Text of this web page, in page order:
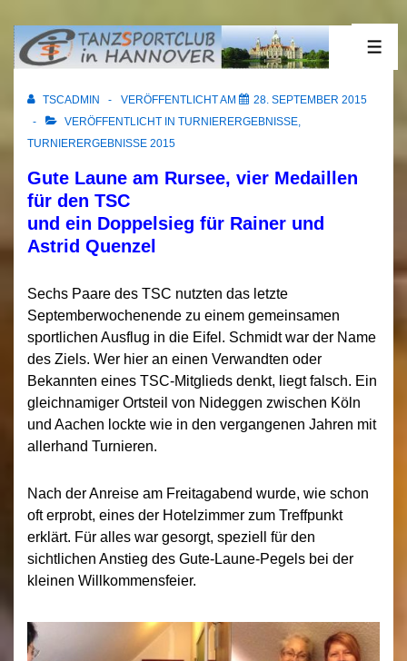
Zum
Inhalt28.09.2015 Rursee
TSCADMIN VERÖFFENTLICHT AM
28. SEPTEMBER 2015
VERÖFFENTLICHT IN TURNIERERGEBNISSE,
TURNIERERGEBNISSE 2015
Gute Laune am Rursee, vier Medaillen
für den TSC
und ein Doppelsieg für Rainer und
Astrid Quenzel
Sechs Paare des TSC nutzten das letzte
Septemberwochenende zu einem gemeinsamen
sportlichen Ausflug in die Eifel. Schmidt war der Name
des Ziels. Wer hier an einen Verwandten oder
Bekannten eines TSC-Mitglieds denkt, liegt falsch. Ein
gleichnamiger Ortsteil von Nideggen zwischen Köln
und Aachen lockte wie in den vergangenen Jahren mit
allerhand Turnieren.
Nach der Anreise am Freitagabend wurde, wie schon
oft erprobt, eines der Hotelzimmer zum Treffpunkt
erklärt. Für alles war gesorgt, speziell für den
sichtlichen Anstieg des Gute-Laune-Pegels bei der
kleinen Willkommensfeier.